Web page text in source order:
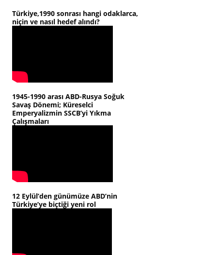
Türkiye,1990 sonrası hangi odaklarca,
niçin ve nasıl hedef alındı?
1945-1990 arası ABD-Rusya Soğuk
Savaş Dönemi; Küreselci
Emperyalizmin SSCB’yi Yıkma
Çalışmaları
12 Eylül’den günümüze ABD’nin
Türkiye’ye biçtiği yeni rol